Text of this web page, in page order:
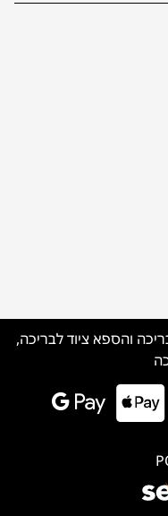
הבריכה והספא ציוד לבריכה,